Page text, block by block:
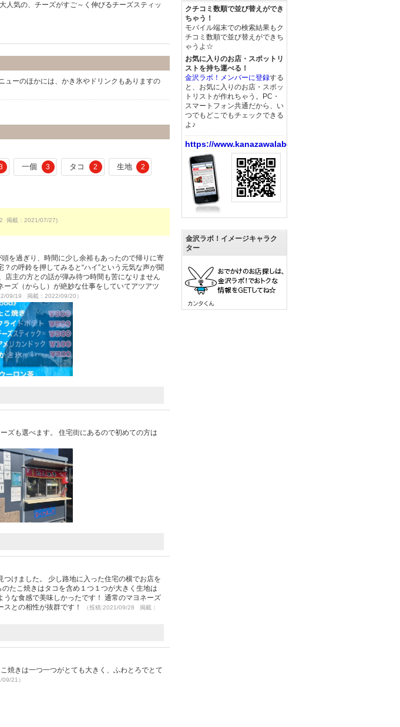
人気の、チーズがすご～く伸びるチーズスティッ
ューのほかには、かき氷やドリンクもありますの
一個 3 タコ 2 生地 2
掲載：2021/07/27)
を過ぎり、時間に少し余裕もあったので帰りに寄
の呼鈴を押してみると“ハイ”という元気な声が聞
店主の方との話が弾み待つ時間も苦になりません
ズ（からし）が絶妙な仕事をしていてアツアツ
09/19 掲載：2022/09/20）
も選べます。 住宅街にあるので初めての方は
けました。 少し路地に入った住宅の横でお店を
たこ焼きはタコを含め１つ１つが大きく生地は
な食感で美味しかったです！ 通常のマヨネーズ
との相性が抜群です！
（投稿:2021/09/28 掲載：
焼きは一つ一つがとても大きく、ふわとろでとて
21）
クチコミ数順で並び替えができ
ちゃう！
モバイル端末での検索結果もク
チコミ数順で並び替えができち
ゃうよ☆
お気に入りのお店・スポットリ
ストを持ち運べる！
金沢ラボ！メンバーに登録する
と、お気に入りのお店・スポッ
トリストが作れちゃう。PC・
スマートフォン共通だから、い
つでもどこでもチェックできる
よ♪
https://www.kanazawalabo.net/
金沢ラボ！イメージキャラク
ター